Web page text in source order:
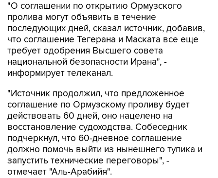
"О соглашении по открытию Ормузского
пролива могут объявить в течение
последующих дней, сказал источник, добавив,
что соглашение Тегерана и Маската все еще
требует одобрения Высшего совета
национальной безопасности Ирана", -
информирует телеканал.
"Источник продолжил, что предложенное
соглашение по Ормузскому проливу будет
действовать 60 дней, оно нацелено на
восстановление судоходства. Собеседник
подчеркнул, что 60-дневное соглашение
должно помочь выйти из нынешнего тупика и
запустить технические переговоры", -
отмечает "Аль-Арабийя".